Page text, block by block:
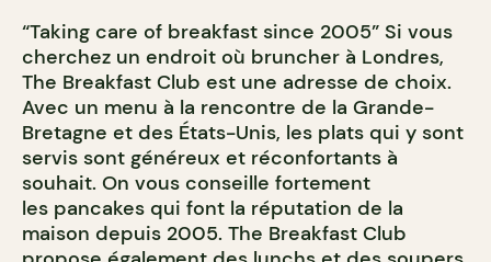
“Taking care of breakfast since 2005” Si vous
cherchez un endroit où bruncher à Londres,
The Breakfast Club est une adresse de choix.
Avec un menu à la rencontre de la Grande-
Bretagne et des États-Unis, les plats qui y sont
servis sont généreux et réconfortants à
souhait. On vous conseille fortement
les pancakes qui font la réputation de la
maison depuis 2005. The Breakfast Club